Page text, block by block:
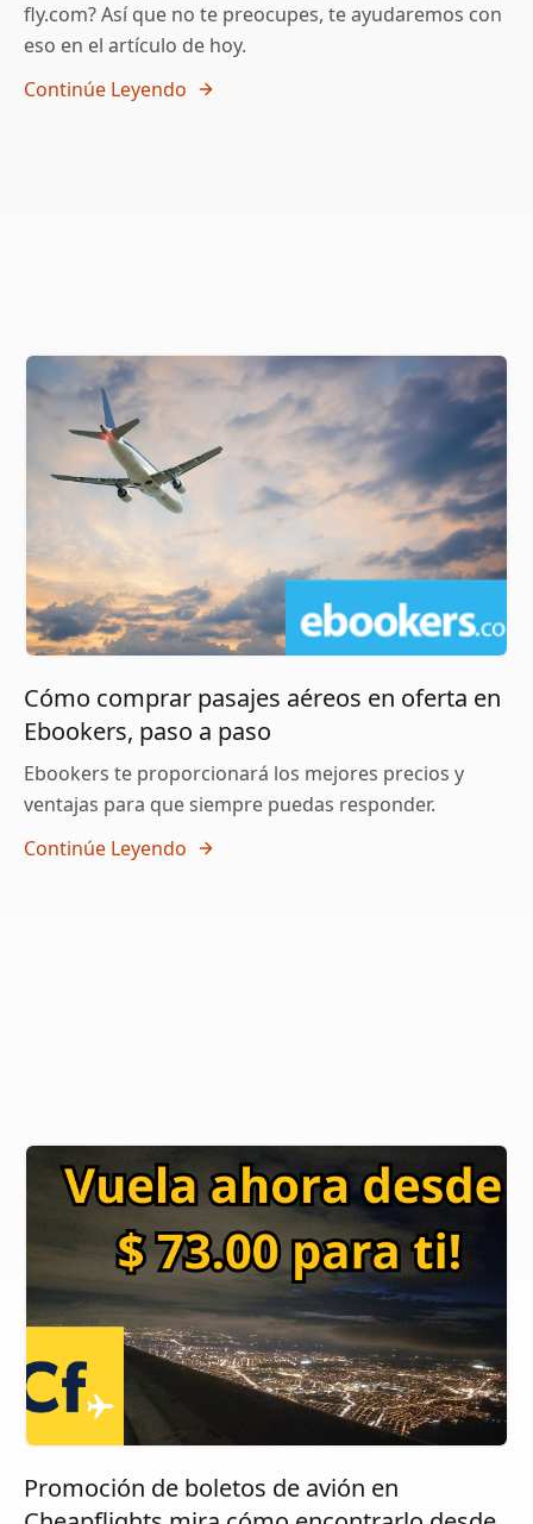
fly.com? Así que no te preocupes, te ayudaremos con
eso en el artículo de hoy.
Continúe Leyendo
Cómo comprar pasajes aéreos en oferta en
Ebookers, paso a paso
Ebookers te proporcionará los mejores precios y
ventajas para que siempre puedas responder.
Continúe Leyendo
Promoción de boletos de avión en